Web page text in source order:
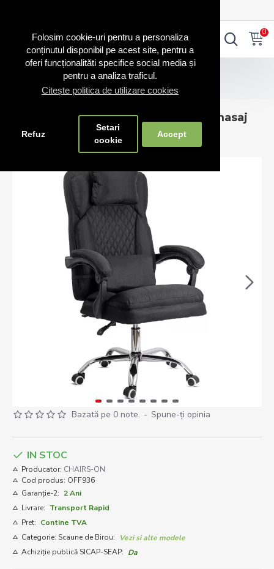
Folosim cookie-uri pentru a personaliza
conținutul disponibil pe acest site, pentru a
oferi funcționalităti specifice social media și
pentru a analiza traficul.
Citește politica de utilizare cookies
Refuz
Setari
cookie
Accept
0
Scaune birou
Scaun de birou negru din stofă cu masaj OFF 936
Scaun de birou negru din stofă cu masaj
OFF 936
Bazată pe 0 note. - Spune-ţi opinia
IN STOC
Producator: CHAIRS-ON
Cod produs: OFF936
Garanție-2: 2 Ani
Livrare: Transport Rapid
Pret: Contine TVA
Categorie: Scaune de Birou:
Vezi si alte modele
Achiziție publică SICAP-SEAP: Da